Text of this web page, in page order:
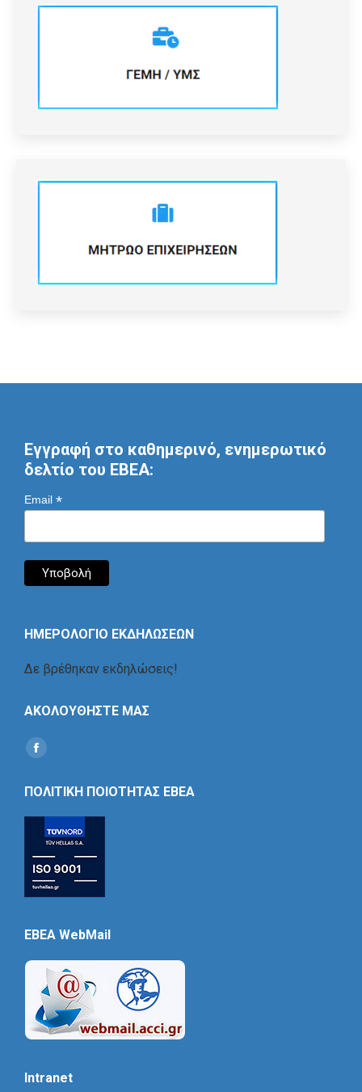
Εγγραφή στο καθημερινό, ενημερωτικό
δελτίο του ΕΒΕΑ:
Email *
ΗΜΕΡΟΛΟΓΙΟ ΕΚΔΗΛΩΣΕΩΝ
Δε βρέθηκαν εκδηλώσεις!
ΑΚΟΛΟΥΘΗΣΤΕ ΜΑΣ
Find us on:
Social
ΠΟΛΙΤΙΚΗ ΠΟΙΟΤΗΤΑΣ ΕΒΕΑ
EBEA WebMail
Intranet